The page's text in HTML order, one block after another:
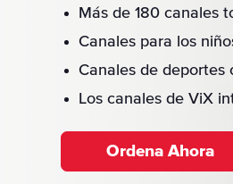
Más de 180 canales
Canales para los
Canales de deportes
Los canales de ViX
Ordena Ahora